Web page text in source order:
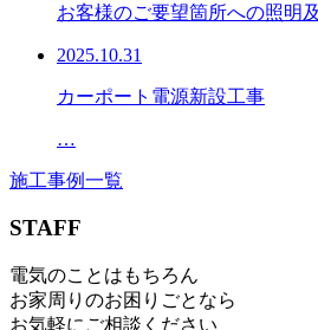
お客様のご要望箇所への照明
2025.10.31
カーポート電源新設工事
…
施工事例一覧
STAFF
電気のことはもちろん
お家周りのお困りごとなら
お気軽にご相談ください